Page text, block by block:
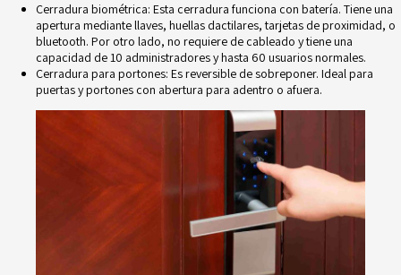
Cerradura biométrica: Esta cerradura funciona con batería. Tiene una
apertura mediante llaves, huellas dactilares, tarjetas de proximidad, o
bluetooth. Por otro lado, no requiere de cableado y tiene una
capacidad de 10 administradores y hasta 60 usuarios normales.
Cerradura para portones: Es reversible de sobreponer. Ideal para
puertas y portones con abertura para adentro o afuera.